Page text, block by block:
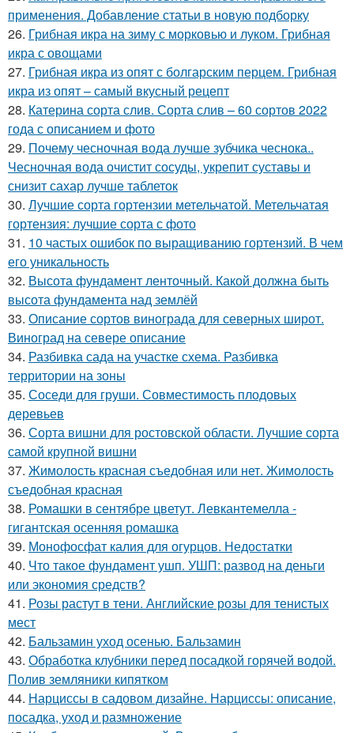
применения. Добавление статьи в новую подборку
26. Грибная икра на зиму с морковью и луком. Грибная
икра с овощами
27. Грибная икра из опят с болгарским перцем. Грибная
икра из опят – самый вкусный рецепт
28. Катерина сорта слив. Сорта слив – 60 сортов 2022
года с описанием и фото
29. Почему чесночная вода лучше зубчика чеснока..
Чесночная вода очистит сосуды, укрепит суставы и
снизит сахар лучше таблеток
30. Лучшие сорта гортензии метельчатой. Метельчатая
гортензия: лучшие сорта с фото
31. 10 частых ошибок по выращиванию гортензий. В чем
его уникальность
32. Высота фундамент ленточный. Какой должна быть
высота фундамента над землёй
33. Описание сортов винограда для северных широт.
Виноград на севере описание
34. Разбивка сада на участке схема. Разбивка
территории на зоны
35. Соседи для груши. Совместимость плодовых
деревьев
36. Сорта вишни для ростовской области. Лучшие сорта
самой крупной вишни
37. Жимолость красная съедобная или нет. Жимолость
съедобная красная
38. Ромашки в сентябре цветут. Левкантемелла -
гигантская осенняя ромашка
39. Монофосфат калия для огурцов. Недостатки
40. Что такое фундамент ушп. УШП: развод на деньги
или экономия средств?
41. Розы растут в тени. Английские розы для тенистых
мест
42. Бальзамин уход осенью. Бальзамин
43. Обработка клубники перед посадкой горячей водой.
Полив земляники кипятком
44. Нарциссы в садовом дизайне. Нарциссы: описание,
посадка, уход и размножение